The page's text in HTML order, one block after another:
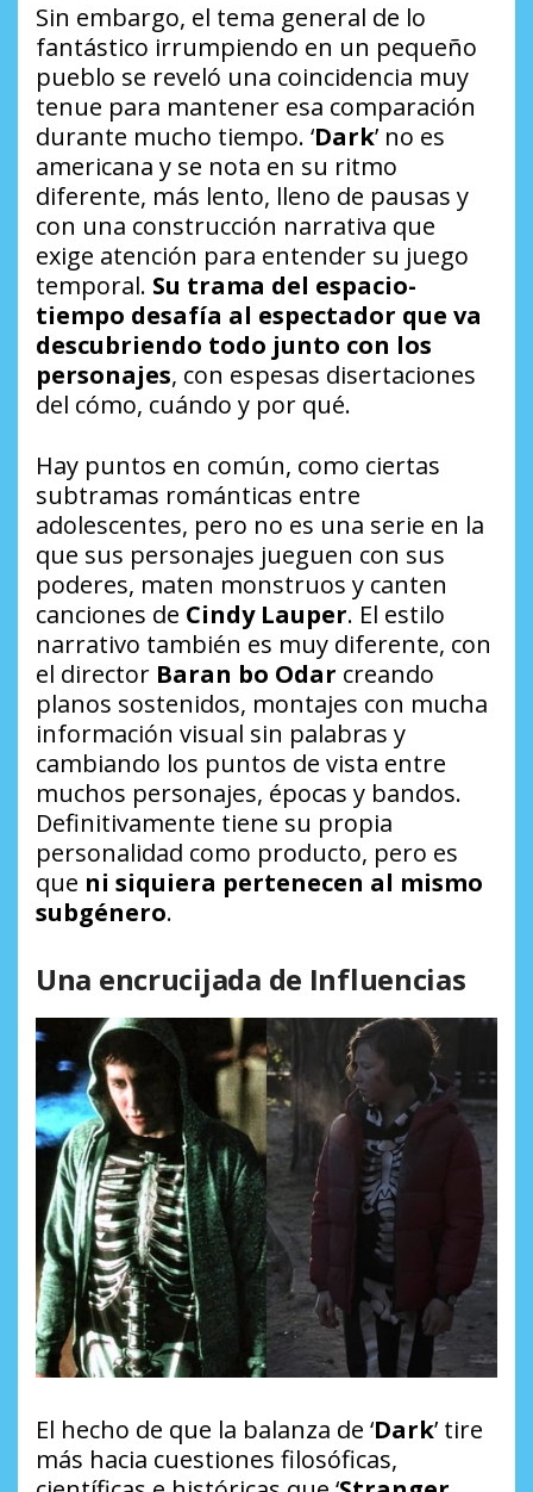
Sin embargo, el tema general de lo
fantástico irrumpiendo en un pequeño
pueblo se reveló una coincidencia muy
tenue para mantener esa comparación
durante mucho tiempo. ‘Dark’ no es
americana y se nota en su ritmo
diferente, más lento, lleno de pausas y
con una construcción narrativa que
exige atención para entender su juego
temporal. Su trama del espacio-
tiempo desafía al espectador que va
descubriendo todo junto con los
personajes, con espesas disertaciones
del cómo, cuándo y por qué.
Hay puntos en común, como ciertas
subtramas románticas entre
adolescentes, pero no es una serie en la
que sus personajes jueguen con sus
poderes, maten monstruos y canten
canciones de Cindy Lauper. El estilo
narrativo también es muy diferente, con
el director Baran bo Odar creando
planos sostenidos, montajes con mucha
información visual sin palabras y
cambiando los puntos de vista entre
muchos personajes, épocas y bandos.
Definitivamente tiene su propia
personalidad como producto, pero es
que ni siquiera pertenecen al mismo
subgénero.
Una encrucijada de Influencias
El hecho de que la balanza de ‘Dark’ tire
más hacia cuestiones filosóficas,